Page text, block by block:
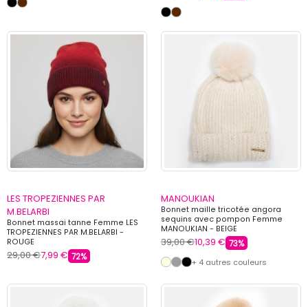
LES TROPEZIENNES PAR
M.BELARBI
Bonnet massai tanne Femme LES
TROPEZIENNES PAR M.BELARBI -
ROUGE
29,00 €7,99 € 72%
MANOUKIAN
Bonnet maille tricotée angora
sequins avec pompon Femme
MANOUKIAN - BEIGE
39,00 €10,39 € 73%
+ 4 autres couleurs